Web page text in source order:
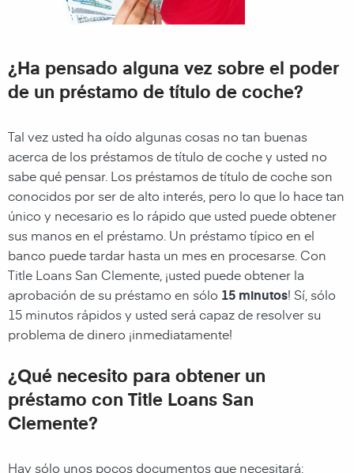
¿Ha pensado alguna vez sobre el poder
de un préstamo de título de coche?
Tal vez usted ha oído algunas cosas no tan buenas
acerca de los préstamos de título de coche y usted no
sabe qué pensar. Los préstamos de título de coche son
conocidos por ser de alto interés, pero lo que lo hace tan
único y necesario es lo rápido que usted puede obtener
sus manos en el préstamo. Un préstamo típico en el
banco puede tardar hasta un mes en procesarse. Con
Title Loans San Clemente, ¡usted puede obtener la
aprobación de su préstamo en sólo 15 minutos! Sí, sólo
15 minutos rápidos y usted será capaz de resolver su
problema de dinero ¡inmediatamente!
¿Qué necesito para obtener un
préstamo con Title Loans San
Clemente?
Hay sólo unos pocos documentos que necesitará: